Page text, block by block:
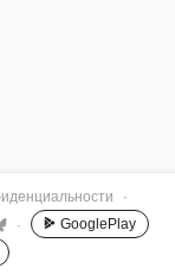
·
·
GooglePlay